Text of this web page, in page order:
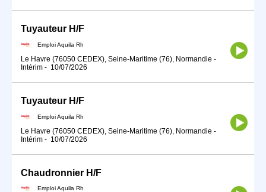
Tuyauteur H/F
Emploi Aquila Rh
Le Havre (76050 CEDEX), Seine-Maritime (76), Normandie -
Intérim - 10/07/2026
Tuyauteur H/F
Emploi Aquila Rh
Le Havre (76050 CEDEX), Seine-Maritime (76), Normandie -
Intérim - 10/07/2026
Chaudronnier H/F
Emploi Aquila Rh